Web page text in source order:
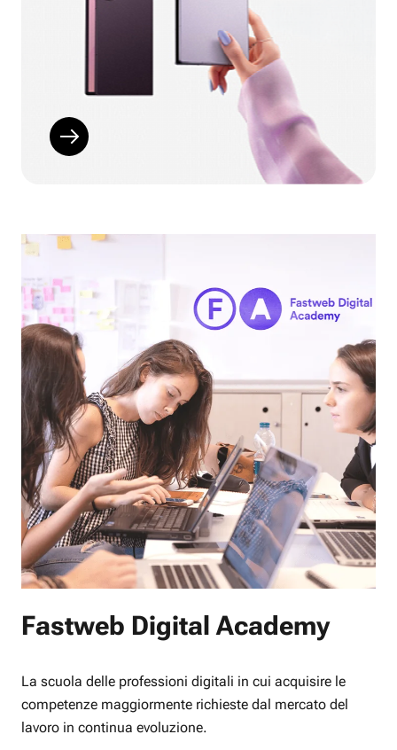
Fastweb Digital Academy
La scuola delle professioni digitali in cui acquisire le
competenze maggiormente richieste dal mercato del
lavoro in continua evoluzione.